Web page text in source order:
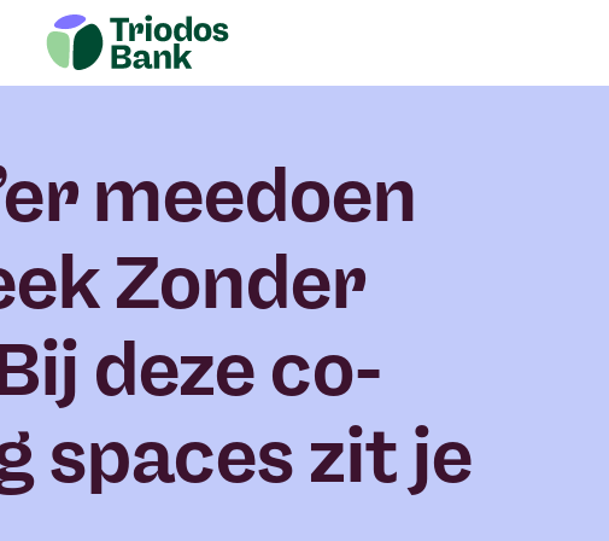
meedoen
Zonder
deze co-
spaces zit je